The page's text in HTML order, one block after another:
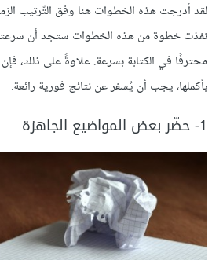
لقد أدرجت هذه الخطوات هنا وفق التّرتيب
نفذت خطوة من هذه الخطوات ستجد أن
محترفًا في الكتابة بسرعة. علاوةً على ذلك،
بأكملها، يجب أن يُسفر عن نتائج فورية رائعة.
1- حضّر بعض المواضيع الجاهزة